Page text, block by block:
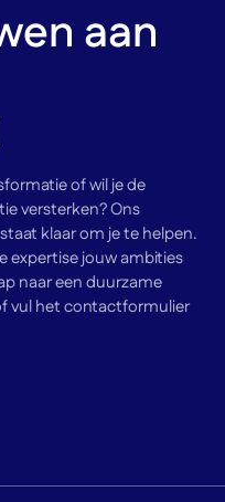
aan
of wil je de
versterken? Ons
klaar om je te helpen.
expertise jouw ambities
naar een duurzame
vul het contactformulier